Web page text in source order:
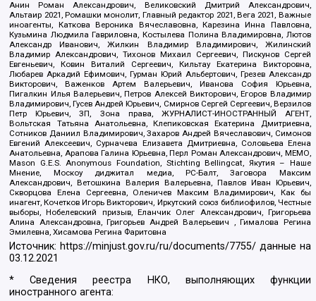
Анин Роман Александрович, Великовский Дмитрий Александрович,
Альтаир 2021, Ромашки монолит, Главный редактор 2021, Вега 2021, Важные
иноагенты, Каткова Вероника Вячеславовна, Карезина Инна Павловна,
Кузьмина Людмила Гавриловна, Костылева Полина Владимировна, Лютов
Александр Иванович, Жилкин Владимир Владимирович, Жилинский
Владимир Александрович, Тихонов Михаил Сергеевич, Пискунов Сергей
Евгеньевич, Ковин Виталий Сергеевич, Кильтау Екатерина Викторовна,
Любарев Аркадий Ефимович, Гурман Юрий Альбертович, Грезев Александр
Викторович, Важенков Артем Валерьевич, Иванова София Юрьевна,
Пигалкин Илья Валерьевич, Петров Алексей Викторович, Егоров Владимир
Владимирович, Гусев Андрей Юрьевич, Смирнов Сергей Сергеевич, Верзилов
Петр Юрьевич, ЗП, Зона права, ЖУРНАЛИСТ-ИНОСТРАННЫЙ АГЕНТ,
Вольтская Татьяна Анатольевна, Клепиковская Екатерина Дмитриевна,
Сотников Даниил Владимирович, Захаров Андрей Вячеславович, Симонов
Евгений Алексеевич, Сурначева Елизавета Дмитриевна, Соловьева Елена
Анатольевна, Арапова Галина Юрьевна, Перл Роман Александрович, МЕМО,
Mason G.E.S. Anonymous Foundation, Stichting Bellingcat, Якутия – Наше
Мнение, Москоу диджитал медиа, РС-Балт, Заговора Максим
Александрович, Ветошкина Валерия Валерьевна, Павлов Иван Юрьевич,
Скворцова Елена Сергеевна, Оленичев Максим Владимирович, Как бы
инагент, Кочетков Игорь Викторович, Иркутский союз библиофилов, Честные
выборы, Нобелевский призыв, Еланчик Олег Александрович, Григорьева
Алина Александровна, Григорьев Андрей Валерьевич , Гималова Регина
Эмилевна, Хисамова Регина Фаритовна
Источник: https://minjust.gov.ru/ru/documents/7755/ данные на
03.12.2021
* Сведения реестра НКО, выполняющих функции
иностранного агента: